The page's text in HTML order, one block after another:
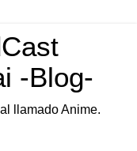
-Blog-
llamado Anime.